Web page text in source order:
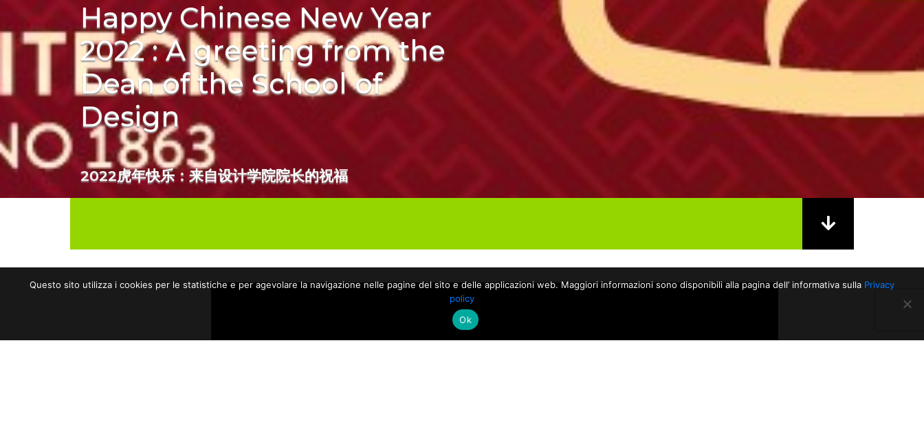
Happy Chinese New Year
2022 : A greeting from the
Dean of the School of
Design
2022虎年快乐：来自设计学院院长的祝福
Questo sito utilizza i cookies per le statistiche e per agevolare la navigazione nelle pagine del sito e delle applicazioni web. Maggiori informazioni sono disponibili alla pagina dell’ informativa sulla Privacy
policy
Ok